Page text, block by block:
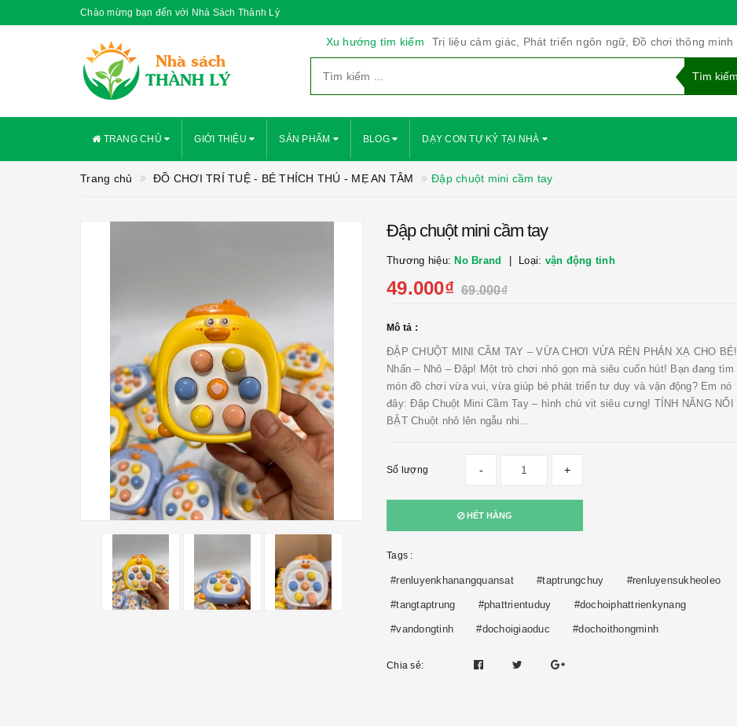
Chào mừng bạn đến với Nhà Sách Thành Lý
Xu hướng tìm kiếm Trị liệu cảm giác, Phát triển ngôn ngữ, Đồ chơi thông minh
TRANG CHỦ GIỚI THIỆU SẢN PHẨM BLOG DẠY CON TỰ KỶ TẠI NHÀ
Trang chủ ĐỒ CHƠI TRÍ TUỆ - BÉ THÍCH THÚ - MẸ AN TÂM Đập chuột mini cầm tay
Đập chuột mini cầm tay
Thương hiệu: No Brand Loại: vận động tinh
49.000₫ 69.000₫
Mô tả :
ĐẬP CHUỘT MINI CẦM TAY – VỪA CHƠI VỪA RÈN PHẢN XẠ CHO BÉ!
Nhấn – Nhô – Đập! Một trò chơi nhỏ gọn mà siêu cuốn hút! Bạn đang tìm
món đồ chơi vừa vui, vừa giúp bé phát triển tư duy và vận động? Em nó
đây: Đập Chuột Mini Cầm Tay – hình chú vịt siêu cưng! TÍNH NĂNG NỔI
BẬT Chuột nhô lên ngẫu nhi...
Số lượng - +
HẾT HÀNG
Tags :
#renluyenkhanangquansat #taptrungchuy #renluyensukheoleo
#tangtaptrung #phattrientuduy #dochoiphattrienkynang
#vandongtinh #dochoigiaoduc #dochoithongminh
Chia sẻ: